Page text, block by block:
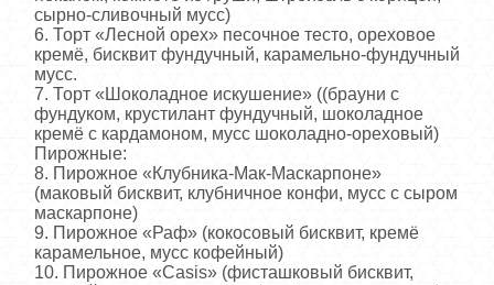
сырно-сливочный мусс)
6. Торт «Лесной орех» песочное тесто, ореховое
кремё, бисквит фундучный, карамельно-фундучный
мусс.
7. Торт «Шоколадное искушение» ((брауни с
фундуком, крустилант фундучный, шоколадное
кремё с кардамоном, мусс шоколадно-ореховый)
Пирожные:
8. Пирожное «Клубника-Мак-Маскарпоне»
(маковый бисквит, клубничное конфи, мусс с сыром
маскарпоне)
9. Пирожное «Раф» (кокосовый бисквит, кремё
карамельное, мусс кофейный)
10. Пирожное «Casis» (фисташковый бисквит,